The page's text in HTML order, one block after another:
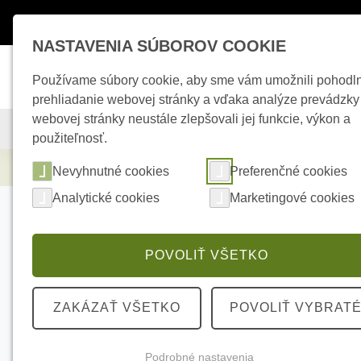
KAMEROVÉ SYSTÉMY ZABEZPEČOVACIE SYSTÉMY
Kamerové systémy HIKVISION DS-
NASTAVENIA SÚBOROV COOKIE
Používame súbory cookie, aby sme vám umožnili
prehliadanie webovej stránky a vďaka analýze prevádzky
webovej stránky neustále zlepšovali jej funkcie, výkon a
použiteľnosť.
Nevyhnutné cookies
Preferenčné cookies
Analytické cookies
Marketingové cookies
POVOLIŤ VŠETKO
ZAKÁZAŤ VŠETKO POVOLIŤ VYBRATÉ
Podrobné nastavenia